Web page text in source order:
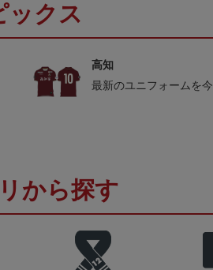
ックス
高知
最新のユニフォームを
から探す